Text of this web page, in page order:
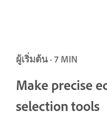
ผู้เริ่มต้น · 7 MIN
Make precise
selection tools